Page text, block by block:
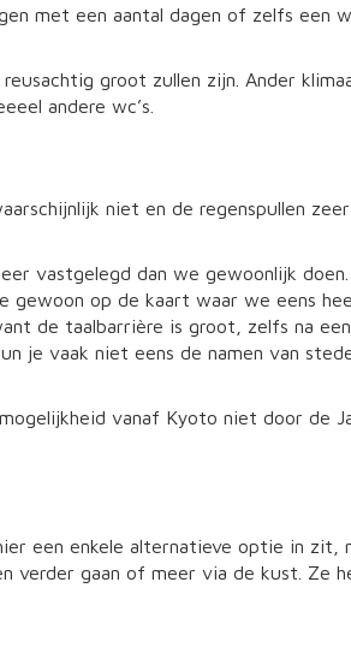
met een aantal dagen of zelfs een
groot zullen zijn. Ander
andere wc’s.
niet en de regenspullen
vastgelegd dan we gewoonlijk doen.
gewoon op de kaart waar we eens
de taalbarrière is groot, zelfs na een
je vaak niet eens de namen van
vanaf Kyoto niet door de
een enkele alternatieve optie in zit,
verder gaan of meer via de kust. Ze